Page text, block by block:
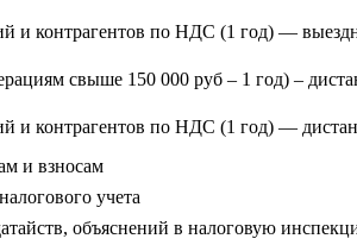
и контрагентов по НДС (1 год) —
свыше 150 000 руб – 1 год) –
и контрагентов по НДС (1 год) —
и взносам
учета
объяснений в налоговую